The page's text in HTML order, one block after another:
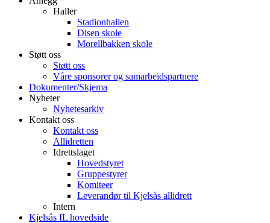
Haller
Stadionhallen
Disen skole
Morellbakken skole
Støtt oss
Støtt oss
Våre sponsorer og samarbeidspartnere
Dokumenter/Skjema
Nyheter
Nyhetesarkiv
Kontakt oss
Kontakt oss
Allidretten
Idrettslaget
Hovedstyret
Gruppestyrer
Komiteer
Leverandør til Kjelsås allidrett
Intern
Kjelsås IL hovedside